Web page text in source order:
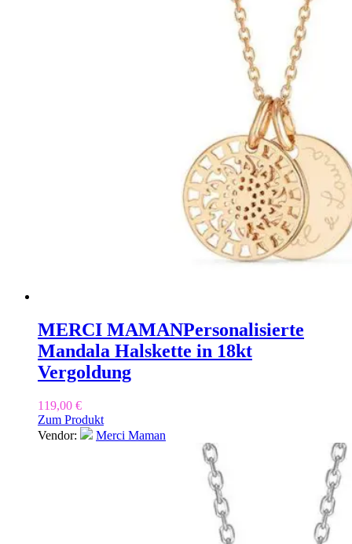
MERCI MAMANPersonalisierte
Mandala Halskette in 18kt
Vergoldung
119,00 €
Zum Produkt
Vendor:
Merci Maman